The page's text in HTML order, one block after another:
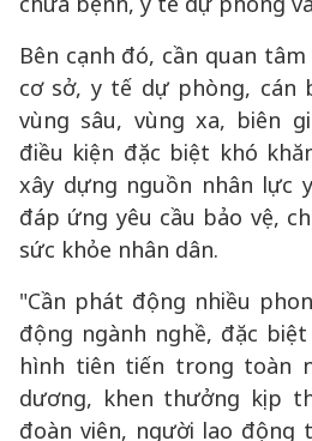
Bên cạnh đó, cần quan
cơ sở, y tế dự phòng, cán
vùng sâu, vùng xa, biên
điều kiện đặc biệt khó
xây dựng nguồn nhân lực
đáp ứng yêu cầu bảo vệ,
sức khỏe nhân dân.
"Cần phát động nhiều
động ngành nghề, đặc
hình tiên tiến trong toàn
dương, khen thưởng kịp
đoàn viên, người lao động